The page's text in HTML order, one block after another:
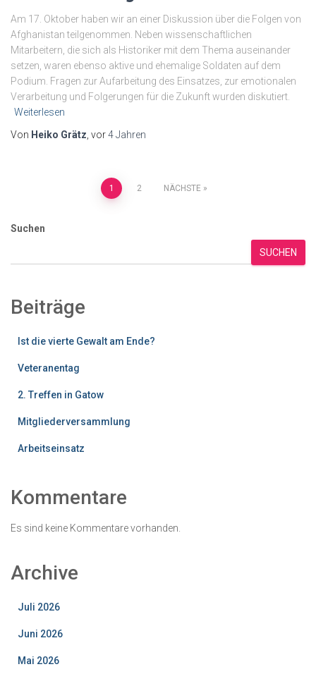
Am 17. Oktober haben wir an einer Diskussion über die Folgen von
Afghanistan teilgenommen. Neben wissenschaftlichen
Mitarbeitern, die sich als Historiker mit dem Thema auseinander
setzen, waren ebenso aktive und ehemalige Soldaten auf dem
Podium. Fragen zur Aufarbeitung des Einsatzes, zur emotionalen
Verarbeitung und Folgerungen für die Zukunft wurden diskutiert.
Weiterlesen
Von Heiko Grätz , vor4 Jahren
Seitennummerierung
der
1 2 NÄCHSTE
Suchen
SUCHEN
Beiträge
Ist die vierte Gewalt am Ende?
Veteranentag
2. Treffen in Gatow
Mitgliederversammlung
Arbeitseinsatz
Kommentare
Es sind keine Kommentare vorhanden.
Archive
Juli 2026
Juni 2026
Mai 2026